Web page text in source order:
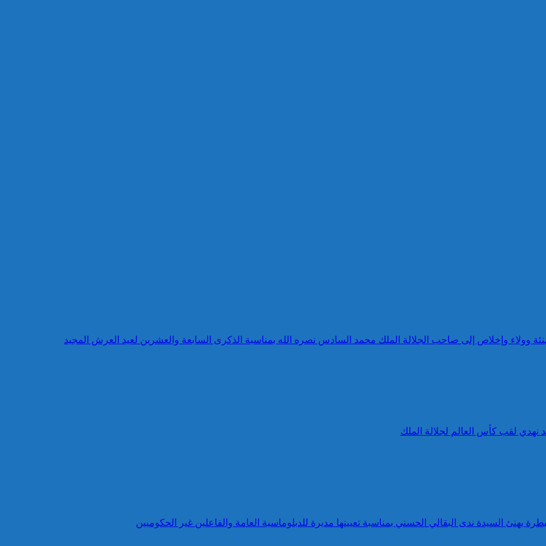
وولاء وإخلاص إلى صاحب الجلالة الملك محمد السادس نصره الله بمناسبة الذكرى السابعة والعشرين لعيد العرش المجيد
نهدي لقب كأس العالم لجلالة الملك
يهنئ السيدة ندى البقالي الحسني بمناسبة تعيينها مديرة للدبلوماسية العامة والفاعلين غير الحكوميين